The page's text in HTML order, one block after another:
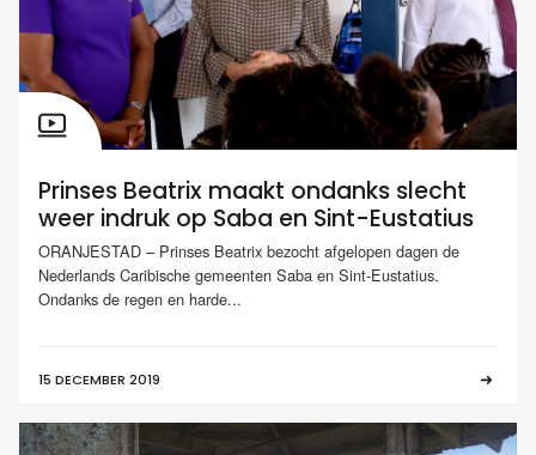
Prinses Beatrix maakt ondanks slecht
weer indruk op Saba en Sint-Eustatius
ORANJESTAD – Prinses Beatrix bezocht afgelopen dagen de
Nederlands Caribische gemeenten Saba en Sint-Eustatius.
Ondanks de regen en harde...
15 DECEMBER 2019